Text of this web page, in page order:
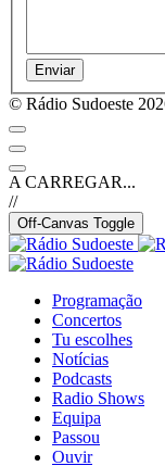
Enviar
© Rádio Sudoeste
A CARREGAR...
//
Off-Canvas Toggle
Programação
Concertos
Tu escolhes
Notícias
Podcasts
Radio Shows
Equipa
Passou
Ouvir